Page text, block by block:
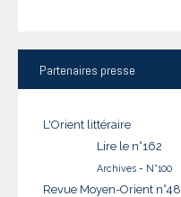
Partenaires presse
L'Orient littéraire
Lire le n°162
Archives - N°100
Revue Moyen-Orient n°48